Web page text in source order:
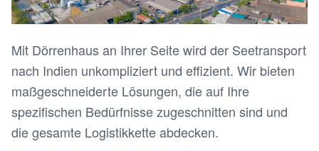
Mit Dörrenhaus an Ihrer Seite wird der Seetransport
nach Indien unkompliziert und effizient. Wir bieten
maßgeschneiderte Lösungen, die auf Ihre
spezifischen Bedürfnisse zugeschnitten sind und
die gesamte Logistikkette abdecken.